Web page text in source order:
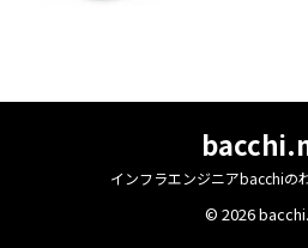
インフラエンジニアbacchiの
© 2026